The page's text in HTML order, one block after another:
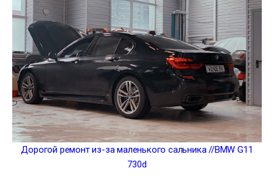
Дорогой ремонт из-за маленького сальника //BMW G11
730d